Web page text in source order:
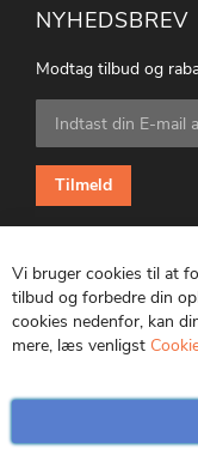
NYHEDSBREV
Modtag tilbud og
Tilmeld
dig
vores
nyhedsbrev:
Tilmeld
Vi bruger cookies til at
tilbud og forbedre din
cookies nedenfor, kan
mere, læs venligst